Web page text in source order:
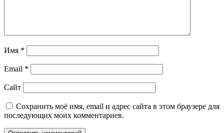
Имя *
Email *
Сайт
Сохранить моё имя, email и адрес сайта в этом браузере для
последующих моих комментариев.